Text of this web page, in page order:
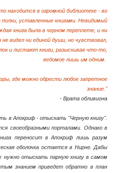
находится в огромной библиотеке - во
уставленные книгами. Невидимый
книга была в черном переплете, и ни
видел ни единой души, но чувствовал,
и листают книги, разыскивая что-то,
ведомое лишь им одним.
где можно обрести любое запретное
знание."
- Врата обливиона
в Апокриф - отыскать "Черную книгу".
своеобразными порталами. Однако в
переносит в Апокриф лишь разум
оболочка остается в Нирне. Дабы
нужно отыскать парную книгу в самом
знанием приведет обратно в план